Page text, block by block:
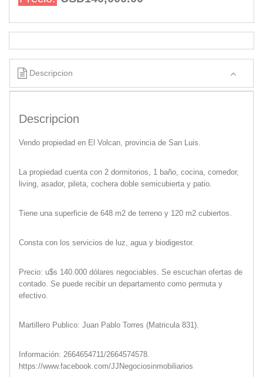
Descripcion
Descripcion
Vendo propiedad en El Volcan, provincia de San Luis.
La propiedad cuenta con 2 dormitorios, 1 baño, cocina, comedor,
living, asador, pileta, cochera doble semicubierta y patio.
Tiene una superficie de 648 m2 de terreno y 120 m2 cubiertos.
Consta con los servicios de luz, agua y biodigestor.
Precio: u$s 140.000 dólares negociables. Se escuchan ofertas de
contado. Se puede recibir un departamento como permuta y
efectivo.
Martillero Publico: Juan Pablo Torres (Matricula 831).
Información: 2664654711/2664574578.
https://www.facebook.com/JJNegociosinmobiliarios